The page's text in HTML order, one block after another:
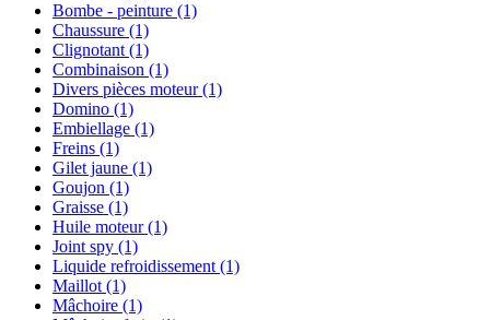
Bombe - peinture (1)
Chaussure (1)
Clignotant (1)
Combinaison (1)
Divers pièces moteur(1)
Domino (1)
Embiellage (1)
Freins (1)
Gilet jaune (1)
Goujon (1)
Graisse (1)
Huile moteur(1)
Joint spy (1)
Liquide refroidissement (1)
Maillot (1)
Mâchoire (1)